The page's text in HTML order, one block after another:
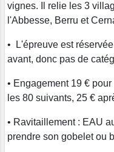
vignes. Il relie les 3
l'Abbesse, Berru et
• L'épreuve est
avant, donc pas de
• Engagement 19 €
les 80 suivants, 25 €
• Ravitaillement : EAU
prendre son gobelet ou